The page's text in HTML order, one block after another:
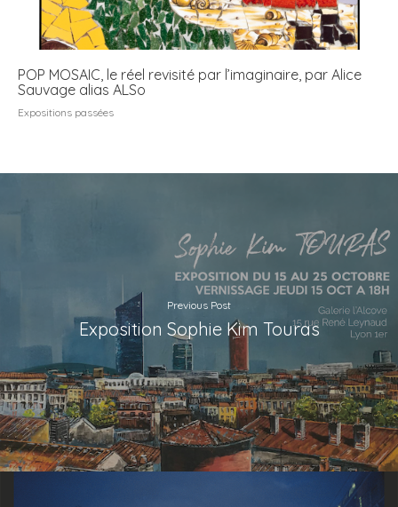
POP MOSAIC, le réel revisité par l’imaginaire, par Alice
Sauvage alias ALSo
Expositions passées
Previous Post
Exposition Sophie Kim Touras